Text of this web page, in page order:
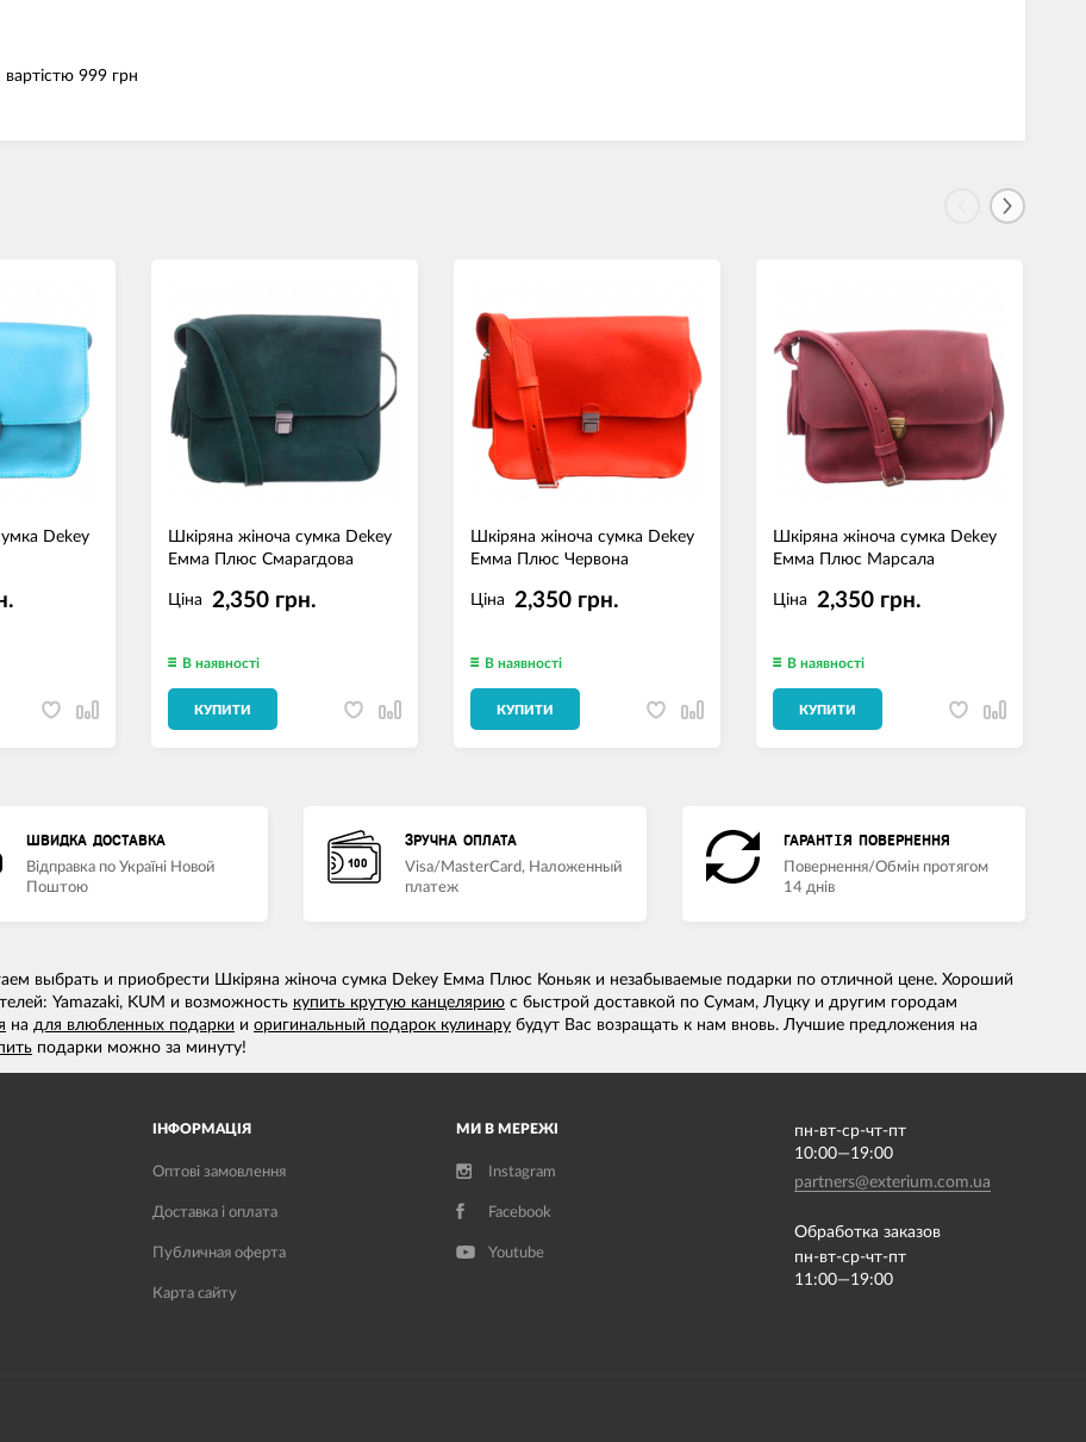
999 грн
Dekey
Шкіряна жіноча сумка Dekey
Емма Плюс Смарагдова
Ціна 2,350 грн.
В наявності
КУПИТИ
Шкіряна жіноча сумка Dekey
Емма Плюс Червона
Ціна 2,350 грн.
В наявності
КУПИТИ
Шкіряна жіноча сумка Dekey
Емма Плюс Марсала
Ціна 2,350 грн.
В наявності
КУПИТИ
ШВИДКА ДОСТАВКА
Відправка по Україні Новой
Поштою
ЗРУЧНА ОПЛАТА
Visa/MasterCard, Наложенный
платеж
ГАРАНТІЯ ПОВЕРНЕННЯ
Повернення/Обмін протягом
14 днів
выбрать и приобрести Шкіряна жіноча сумка Dekey Емма Плюс Коньяк и незабываемые подарки по отличной цене. Хороший
Yamazaki, KUM и возможность купить крутую канцелярию с быстрой доставкой по Сумам, Луцку и другим городам
на для влюбленных подарки и оригинальный подарок кулинару будут Вас возращать к нам вновь. Лучшие предложения на
подарки можно за минуту!
ІНФОРМАЦІЯ
Оптові замовлення
Доставка і оплата
Публичная оферта
Карта сайту
МИ В МЕРЕЖІ
Instagram
Facebook
Youtube
пн-вт-ср-чт-пт
10:00—19:00
partners@exterium.com.ua
Обработка заказов
пн-вт-ср-чт-пт
11:00—19:00